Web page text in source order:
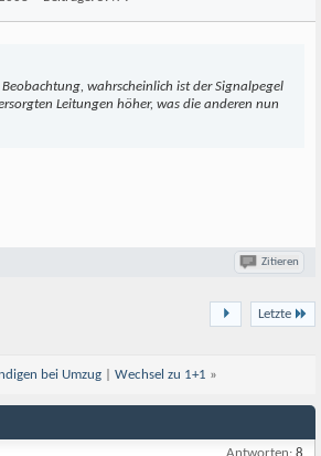
wahrscheinlich ist der Signalpegel
Leitungen höher, was die anderen nun
Zitieren
Letzte
bei Umzug Wechsel zu 1+1 »
Antworten: 8